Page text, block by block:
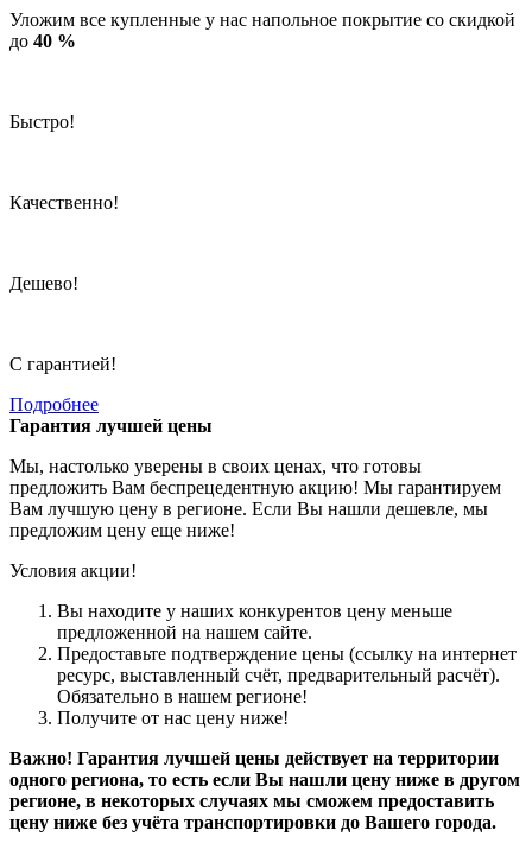
Уложим все купленные у нас напольное покрытие со скидкой
до 40 %
Быстро!
Качественно!
Дешево!
С гарантией!
Подробнее
Гарантия лучшей цены
Мы, настолько уверены в своих ценах, что готовы
предложить Вам беспрецедентную акцию! Мы гарантируем
Вам лучшую цену в регионе. Если Вы нашли дешевле, мы
предложим цену еще ниже!
Условия акции!
Вы находите у наших конкурентов цену меньше
предложенной на нашем сайте.
Предоставьте подтверждение цены (ссылку на интернет
ресурс, выставленный счёт, предварительный расчёт).
Обязательно в нашем регионе!
Получите от нас цену ниже!
Важно! Гарантия лучшей цены действует на территории
одного региона, то есть если Вы нашли цену ниже в другом
регионе, в некоторых случаях мы сможем предоставить
цену ниже без учёта транспортировки до Вашего города.